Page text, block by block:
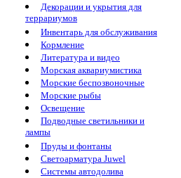
Декорации и укрытия для
террариумов
Инвентарь для обслуживания
Кормление
Литература и видео
Морская аквариумистика
Морские беспозвоночные
Морские рыбы
Освещение
Подводные светильники и
лампы
Пруды и фонтаны
Светоарматура Juwel
Системы автодолива